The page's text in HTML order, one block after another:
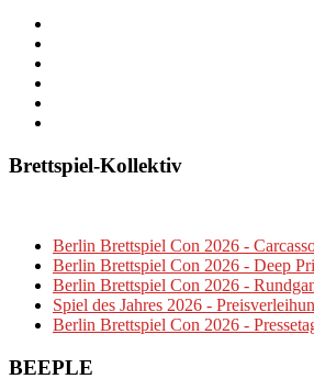
Brettspiel-Kollektiv
Berlin Brettspiel Con 2026 -
Berlin Brettspiel Con 2026 - Deep
Berlin Brettspiel Con 2026 -
Spiel des Jahres 2026 -
Berlin Brettspiel Con 2026 -
BEEPLE